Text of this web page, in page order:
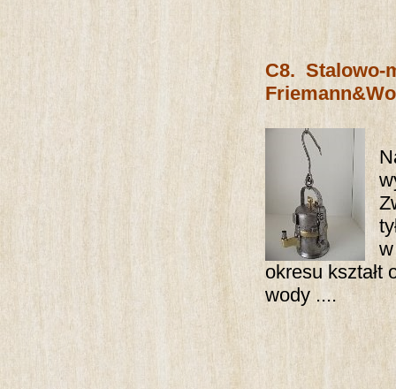
C8. Stalowo-
okresu kształt
wody ....